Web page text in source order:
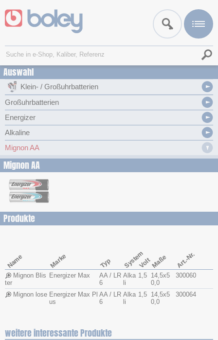
Auswahl
Klein- / Großuhrbatterien
Großuhrbatterien
Energizer
Alkaline
Mignon AA
Mignon AA
Produkte
Name Marke Typ SystemVoltMaße Art.-Nr.
Mignon Blis
ter
Energizer Max
AA / LR
6
Alka
li
1,5 14,5x​5
0,0
300060
Mignon lose Energizer Max Pl
us
AA / LR
6
Alka
li
1,5 14,5x​5
0,0
300064
weitere interessante Produkte